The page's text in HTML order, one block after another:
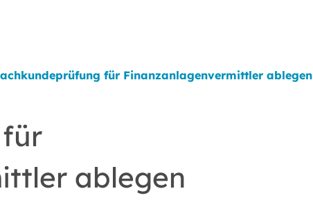
für Finanzanlagenvermittler ablegen
ablegen